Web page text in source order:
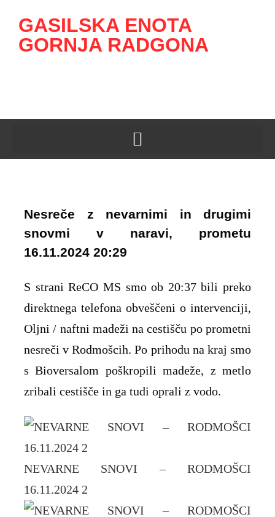
GASILSKA ENOTA
GORNJA RADGONA
Nesreče z nevarnimi in drugimi
snovmi v naravi, prometu
16.11.2024 20:29
S strani ReCO MS smo ob 20:37 bili preko
direktnega telefona obveščeni o intervenciji,
Oljni / naftni madeži na cestišču po prometni
nesreči v Rodmošcih. Po prihodu na kraj smo
s Bioversalom poškropili madeže, z metlo
zribali cestišče in ga tudi oprali z vodo.
NEVARNE SNOVI – RODMOŠCI
16.11.2024 2